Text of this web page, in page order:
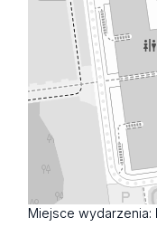
Miejsce wydarzenia: